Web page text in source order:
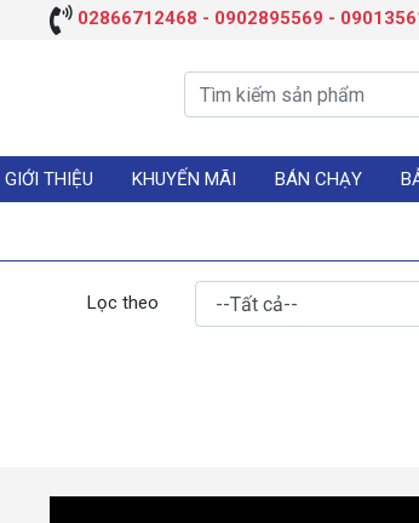
02866712468 - 0902895569 -
GIỚI THIỆU KHUYẾN MÃI BÁN CHẠY
Lọc theo